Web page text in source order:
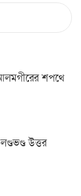
শপথে
উত্তর